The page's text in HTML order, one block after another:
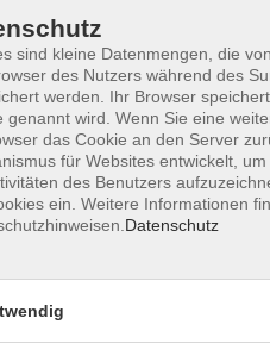
Sie oben in der Navigation
Unsere
sind kleine Datenmengen, die
des Nutzers während des
werden. Ihr Browser
genannt wird. Wenn Sie eine
das Cookie an den Server
für Websites entwickelt,
des Benutzers
ein. Weitere Informationen
Datenschutz